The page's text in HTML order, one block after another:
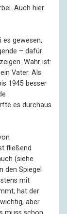
Auch hier
es gewesen,
– dafür
Wahr ist:
Vater. Als
1945 besser
es durchaus
fließend
(siehe
den Spiegel
mit
hat der
aber